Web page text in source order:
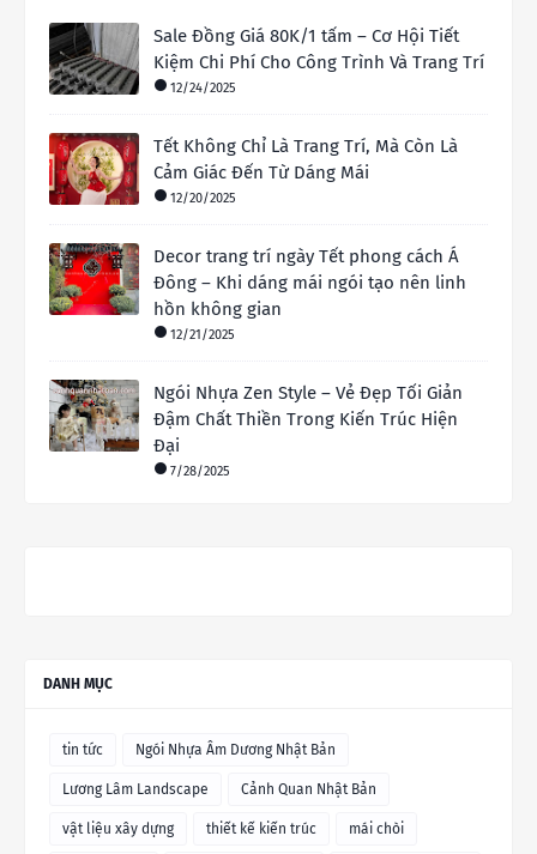
Sale Đồng Giá 80K/1 tấm – Cơ Hội Tiết
Kiệm Chi Phí Cho Công Trình Và Trang Trí
12/24/2025
Tết Không Chỉ Là Trang Trí, Mà Còn Là
Cảm Giác Đến Từ Dáng Mái
12/20/2025
Decor trang trí ngày Tết phong cách Á
Đông – Khi dáng mái ngói tạo nên linh
hồn không gian
12/21/2025
Ngói Nhựa Zen Style – Vẻ Đẹp Tối Giản
Đậm Chất Thiền Trong Kiến Trúc Hiện
Đại
7/28/2025
DANH MỤC
tin tức Ngói Nhựa Âm Dương Nhật Bản
Lương Lâm Landscape Cảnh Quan Nhật Bản
vật liệu xây dựng thiết kế kiến trúc mái chòi